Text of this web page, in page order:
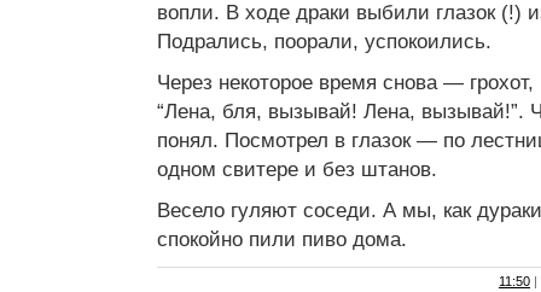
вопли. В ходе драки выбили глазок (!)
Подрались, поорали, успокоились.
Через некоторое время снова —
“Лена, бля, вызывай! Лена, вызывай!”.
понял. Посмотрел в глазок — по
одном свитере и без штанов.
Весело гуляют соседи. А мы, как
спокойно пили пиво дома.
11:50 |